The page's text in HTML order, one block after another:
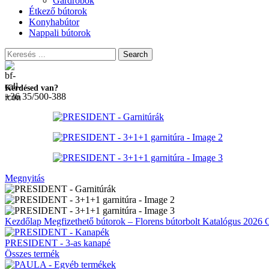
Étkező bútorok
Konyhabútor
Nappali bútorok
Search
Kérdésed van?
+36 35/500-388
Megnyitás
Kezdőlap Megfizethető bútorok – Florens bútorbolt Katalógus 2026
PRESIDENT - 3-as kanapé
Összes termék